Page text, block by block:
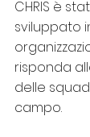
CHRIS è
sviluppato
risponda
delle
campo.